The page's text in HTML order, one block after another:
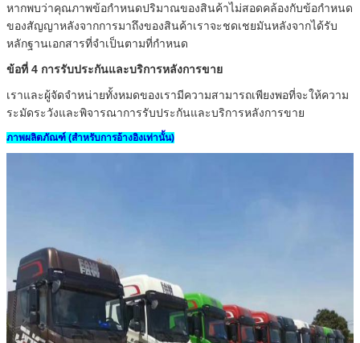
หากพบว่าคุณภาพข้อกำหนดปริมาณของสินค้าไม่สอดคล้องกับข้อกำหนด
ของสัญญาหลังจากการมาถึงของสินค้าเราจะชดเชยมันหลังจากได้รับ
หลักฐานเอกสารที่จำเป็นตามที่กำหนด
ข้อที่ 4 การรับประกันและบริการหลังการขาย
เราและผู้จัดจำหน่ายทั้งหมดของเรามีความสามารถเพียงพอที่จะให้ความ
ระมัดระวังและพิจารณาการรับประกันและบริการหลังการขาย
ภาพผลิตภัณฑ์ (สำหรับการอ้างอิงเท่านั้น)